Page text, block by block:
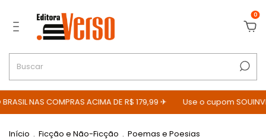
0
NAS COMPRAS ACIMA DE R$ 179,99 ✈ Use o cupom
Início . Ficção e Não-Ficção . Poemas e Poesias